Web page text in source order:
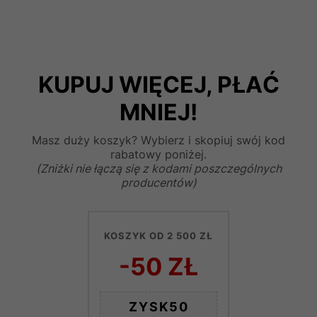
KUPUJ WIĘCEJ, PŁAĆ
MNIEJ!
Masz duży koszyk? Wybierz i skopiuj swój kod
rabatowy poniżej.
(Zniżki nie łączą się z kodami poszczególnych
producentów)
KOSZYK OD 2 500 ZŁ
-50 ZŁ
ZYSK50